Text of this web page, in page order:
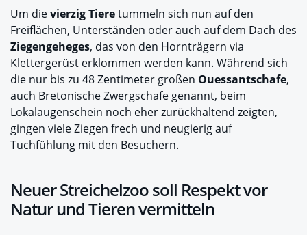
Um dievierzig Tieretummeln sich nun auf den
Freiflächen, Unterständen oder auch auf dem Dach des
Ziegengeheges, das von den Hornträgern via
Klettergerüst erklommen werden kann. Während sich
die nur bis zu 48 Zentimeter großen Ouessantschafe,
auch Bretonische Zwergschafe genannt, beim
Lokalaugenschein noch eher zurückhaltend zeigten,
gingen viele Ziegen frech und neugierig auf
Tuchfühlung mit den Besuchern.
Neuer Streichelzoo soll Respekt vor
Natur und Tieren vermitteln